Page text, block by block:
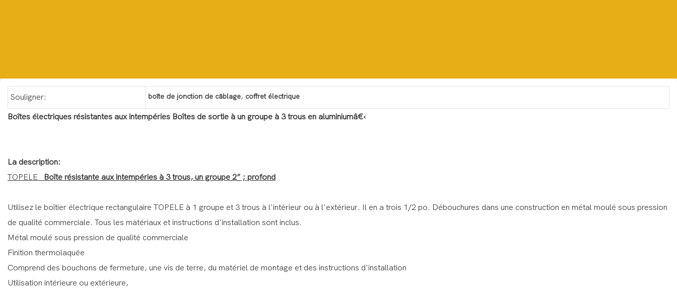
Souligner: boîte de jonction de câblage, coffret électrique
Boîtes électriques résistantes aux intempéries Boîtes de sortie à un groupe à 3 trous en aluminiumâ€‹
La description:
TOPELE
Boîte résistante aux intempéries à 3 trous, un groupe 2” ; profond
Utilisez le boîtier électrique rectangulaire TOPELE à 1 groupe et 3 trous à l'intérieur ou à l'extérieur. Il en a trois 1/2 po. Débouchures dans une construction en métal moulé sous pression
de qualité commerciale. Tous les matériaux et instructions d'installation sont inclus.
Métal moulé sous pression de qualité commerciale
Finition thermolaquée
Comprend des bouchons de fermeture, une vis de terre, du matériel de montage et des instructions d'installation
Utilisation intérieure ou extérieure,